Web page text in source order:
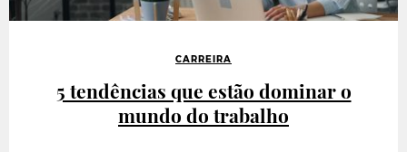
CARREIRA
5 tendências que estão dominar o
mundo do trabalho